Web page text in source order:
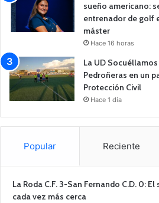
sueño americano:
entrenador de golf
máster
Hace 16 horas
La UD
Pedroñeras en un
Protección Civil
Hace 1 día
Popular Reciente
La Roda C.F. 3-San Fernando C.D. 0:
cada vez más cerca